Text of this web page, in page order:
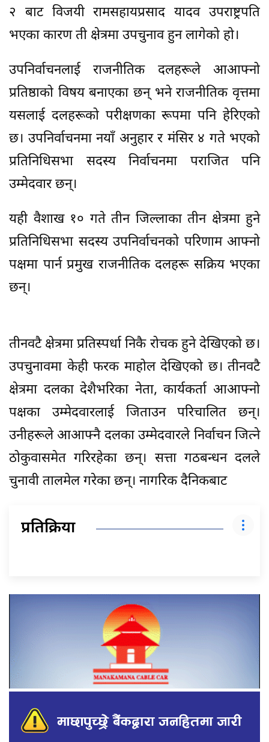
२ बाट विजयी रामसहायप्रसाद यादव उपराष्ट्रपति
भएका कारण ती क्षेत्रमा उपचुनाव हुन लागेको हो।
उपनिर्वाचनलाई राजनीतिक दलहरूले आआफ्नो
प्रतिष्ठाको विषय बनाएका छन् भने राजनीतिक वृत्तमा
यसलाई दलहरूको परीक्षणका रूपमा पनि हेरिएको
छ। उपनिर्वाचनमा नयाँ अनुहार र मंसिर ४ गते भएको
प्रतिनिधिसभा सदस्य निर्वाचनमा पराजित पनि
उम्मेदवार छन्।
यही वैशाख १० गते तीन जिल्लाका तीन क्षेत्रमा हुने
प्रतिनिधिसभा सदस्य उपनिर्वाचनको परिणाम आफ्नो
पक्षमा पार्न प्रमुख राजनीतिक दलहरू सक्रिय भएका
छन्।
तीनवटै क्षेत्रमा प्रतिस्पर्धा निकै रोचक हुने देखिएको छ।
उपचुनावमा केही फरक माहोल देखिएको छ। तीनवटै
क्षेत्रमा दलका देशैभरिका नेता, कार्यकर्ता आआफ्नो
पक्षका उम्मेदवारलाई जिताउन परिचालित छन्।
उनीहरूले आआफ्नै दलका उम्मेदवारले निर्वाचन जित्ने
ठोकुवासमेत गरिरहेका छन्। सत्ता गठबन्धन दलले
चुनावी तालमेल गरेका छन्। नागरिक दैनिकबाट
प्रतिक्रिया